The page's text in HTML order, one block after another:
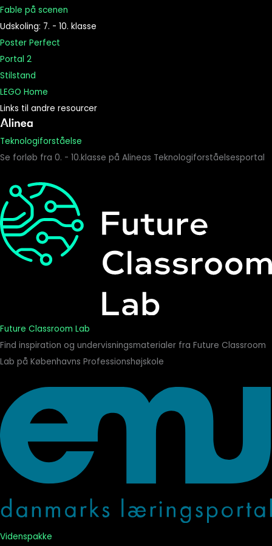
Fable på scenen
Udskoling: 7. - 10. klasse
Poster Perfect
Portal 2
Stilstand
LEGO Home
Links til andre resourcer
Teknologiforståelse
Se forløb fra 0. - 10.klasse på Alineas Teknologiforståelsesportal
Future Classroom Lab
Find inspiration og undervisningsmaterialer fra Future Classroom
Lab på Københavns Professionshøjskole
Videnspakke